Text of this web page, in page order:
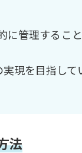
管理するこ
現を目指して
法